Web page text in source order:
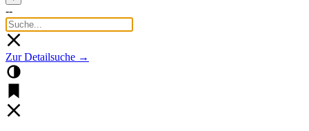
--
Zur Detailsuche →